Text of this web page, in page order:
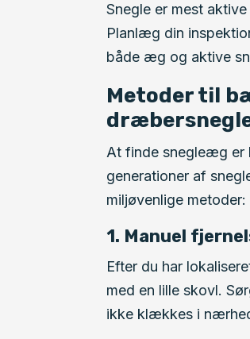
Snegle er mest
Planlæg din
både æg og aktive
Metoder til
At finde snegleæg er
generationer af
miljøvenlige metoder:
1. Manuel
Efter du har
med en lille skovl.
ikke klækkes i